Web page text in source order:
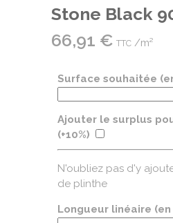
Stone Black
66,91 € TTC /m²
Surface souhaitée
Ajouter le surplus
(+10%)
N'oubliez pas d'y
de plinthe
Longueur linéaire